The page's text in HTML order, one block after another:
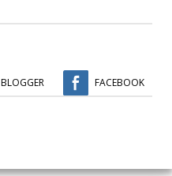
BLOGGER FACEBOOK